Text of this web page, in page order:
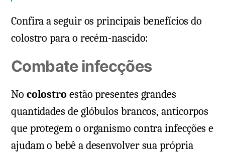
Confira a seguir os principais benefícios do
colostro para o recém-nascido:
Combate infecções
No colostro estão presentes grandes
quantidades de glóbulos brancos, anticorpos
que protegem o organismo contra infecções e
ajudam o bebê a desenvolver sua própria